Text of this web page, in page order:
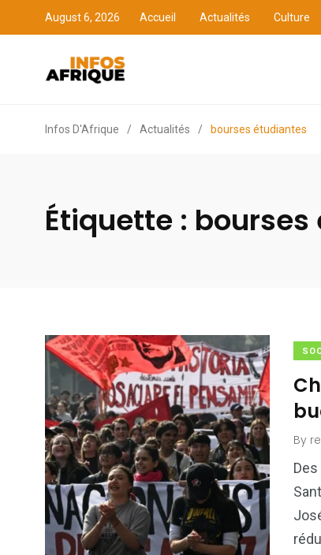
August 6, 2026 Accueil Actualités Culture
Infos D'Afrique / Actualités / bourses étudiantes
Étiquette :
By